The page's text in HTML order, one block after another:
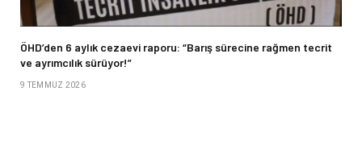
ÖHD’den 6 aylık cezaevi raporu: “Barış sürecine rağmen tecrit
ve ayrımcılık sürüyor!”
9 TEMMUZ 2026